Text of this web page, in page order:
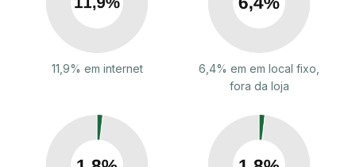
11,9% em internet
6,4% em em local fixo,
fora da loja